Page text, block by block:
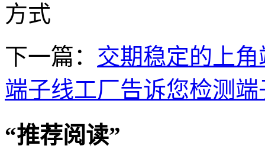
下一篇： 交期稳定的上
端子线工厂告诉您检测
“推荐阅读”